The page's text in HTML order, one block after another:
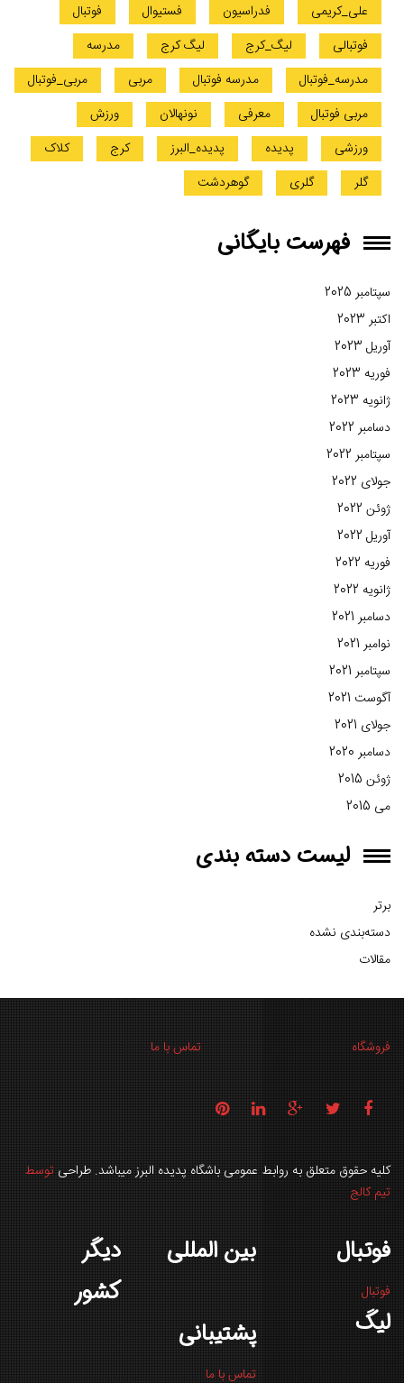
علی_کریمی
فدراسیون فستیوال
فوتبال
فوتبالی
لیگ_کرج لیگ کرج
مدرسه
مدرسه_فوتبال
مدرسه فوتبال مربی
مربی_فوتبال
مربی فوتبال
معرفی نونهالان
ورزش
ورزشی
پدیده پدیده_البرز کرج
کلاک
گلر
گلری گوهردشت
فهرست بایگانی
سپتامبر 2025
اکتبر 2023
آوریل 2023
فوریه 2023
ژانویه 2023
دسامبر 2022
سپتامبر 2022
جولای 2022
ژوئن 2022
آوریل 2022
فوریه 2022
ژانویه 2022
دسامبر 2021
نوامبر 2021
سپتامبر 2021
آگوست 2021
جولای 2021
دسامبر 2020
ژوئن 2015
می 2015
لیست دسته بندی
برتر
دسته‌بندی نشده
مقالات
فروشگاه تماس با ما
کلیه حقوق متعلق به روابط عمومی باشگاه پدیده البرز میباشد. طراحی توسط
تیم کالج
فوتبال
فوتبال
لیگ
بین المللی
دیگر
کشور
پشتیبانی
تماس با ما